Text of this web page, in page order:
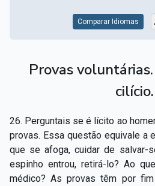
Capítulo XVIII — Muitos os
Capítulo XX — Os trabalhadores
Capítulo XXI — Haverá falsos
profetas
Comparar Idiomas
Provas
cilício.
26. Perguntais se é lícito ao
provas. Essa questão equivale a
que se afoga, cuidar de salvar-
espinho entrou, retirá-lo? Ao
médico? As provas têm por